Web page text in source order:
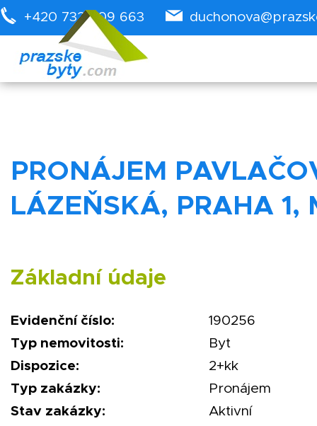
+420 732 909 663
PRONÁJEM
LÁZEŇSKÁ, PRAHA 1,
Základní údaje
Evidenční číslo:
190256
Typ nemovitosti:
Byt
Dispozice:
2+kk
Typ zakázky:
Pronájem
Stav zakázky:
Aktivní